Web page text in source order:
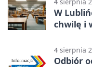
W
chwilę i
4 sierpnia
Odbiór